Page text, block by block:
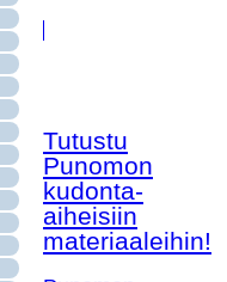
Tutustu
Punomon
kudonta-
aiheisiin
materiaaleihin!